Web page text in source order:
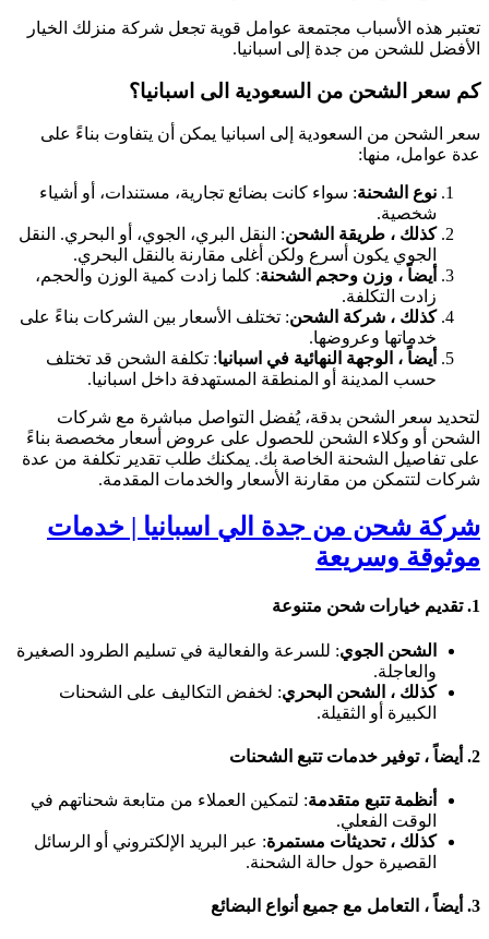
تعتبر هذه الأسباب مجتمعة عوامل قوية تجعل شركة منزلك الخيار
الأفضل للشحن من جدة إلى اسبانيا.
كم سعر الشحن من السعودية الى اسبانيا؟
سعر الشحن من السعودية إلى اسبانيا يمكن أن يتفاوت بناءً على
عدة عوامل، منها:
نوع الشحنة: سواء كانت بضائع تجارية، مستندات، أو أشياء
شخصية.
كذلك ، طريقة الشحن: النقل البري، الجوي، أو البحري. النقل
الجوي يكون أسرع ولكن أغلى مقارنة بالنقل البحري.
أيضاً ، وزن وحجم الشحنة: كلما زادت كمية الوزن والحجم،
زادت التكلفة.
كذلك ، شركة الشحن: تختلف الأسعار بين الشركات بناءً على
خدماتها وعروضها.
أيضاً ، الوجهة النهائية في اسبانيا: تكلفة الشحن قد تختلف
حسب المدينة أو المنطقة المستهدفة داخل اسبانيا.
لتحديد سعر الشحن بدقة، يُفضل التواصل مباشرة مع شركات
الشحن أو وكلاء الشحن للحصول على عروض أسعار مخصصة بناءً
على تفاصيل الشحنة الخاصة بك. يمكنك طلب تقدير تكلفة من عدة
شركات لتتمكن من مقارنة الأسعار والخدمات المقدمة.
شركة شحن من جدة الي اسبانيا | خدمات
موثوقة وسريعة
1. تقديم خيارات شحن متنوعة
الشحن الجوي: للسرعة والفعالية في تسليم الطرود الصغيرة
والعاجلة.
كذلك ، الشحن البحري: لخفض التكاليف على الشحنات
الكبيرة أو الثقيلة.
2. أيضاً ، توفير خدمات تتبع الشحنات
أنظمة تتبع متقدمة: لتمكين العملاء من متابعة شحناتهم في
الوقت الفعلي.
كذلك ، تحديثات مستمرة: عبر البريد الإلكتروني أو الرسائل
القصيرة حول حالة الشحنة.
3. أيضاً ، التعامل مع جميع أنواع البضائع